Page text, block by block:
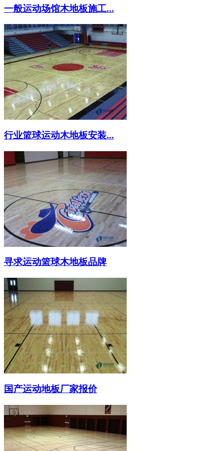
一般运动场馆木地板施工...
行业篮球运动木地板安装...
寻求运动篮球木地板品牌
国产运动地板厂家报价